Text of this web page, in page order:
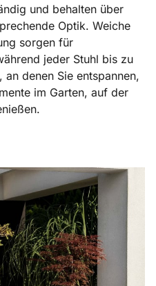
und behalten über
Optik. Weiche
sorgen für
jeder Stuhl bis zu
denen Sie entspannen,
im Garten, auf der